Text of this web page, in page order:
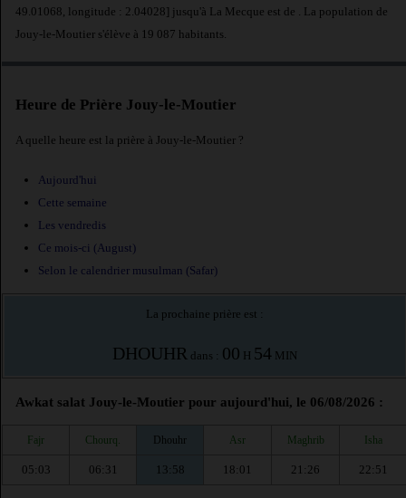
49.01068, longitude : 2.04028] jusqu'à La Mecque est de . La population de
Jouy-le-Moutier s'élève à 19 087 habitants.
Heure de Prière Jouy-le-Moutier
A quelle heure est la prière à Jouy-le-Moutier ?
Aujourd'hui
Cette semaine
Les vendredis
Ce mois-ci (August)
Selon le calendrier musulman (Safar)
La prochaine prière est :
DHOUHR dans : 00 H 54 MIN
Awkat salat Jouy-le-Moutier pour aujourd'hui, le 06/08/2026 :
Fajr Chourq. Dhouhr Asr Maghrib Isha
05:03 06:31 13:58 18:01 21:26 22:51